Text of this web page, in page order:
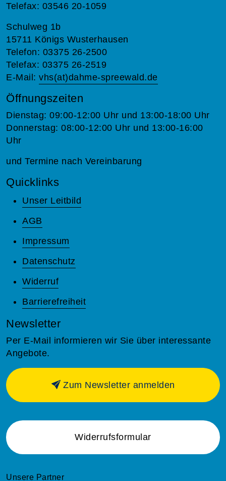
Telefax: 03546 20-1059
Schulweg 1b
15711 Königs Wusterhausen
Telefon: 03375 26-2500
Telefax: 03375 26-2519
E-Mail: vhs(at)dahme-spreewald.de
Öffnungszeiten
Dienstag: 09:00-12:00 Uhr und 13:00-18:00 Uhr
Donnerstag: 08:00-12:00 Uhr und 13:00-16:00
Uhr
und Termine nach Vereinbarung
Quicklinks
Unser Leitbild
AGB
Impressum
Datenschutz
Widerruf
Barrierefreiheit
Newsletter
Per E-Mail informieren wir Sie über interessante
Angebote.
Zum Newsletter anmelden
Widerrufsformular
Unsere Partner